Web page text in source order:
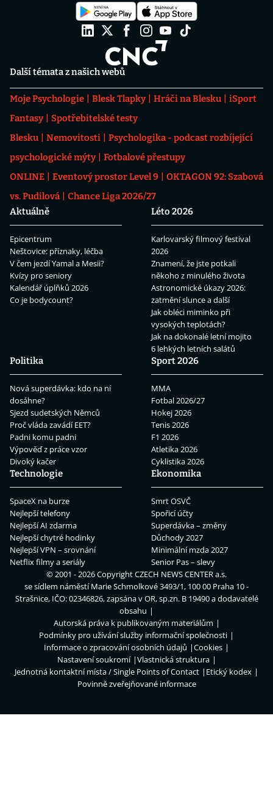
Další témata z našich webů
Moje Psychologie Blesk Tlapky Hráči na Blesku
iSport
Fantasy
Spotřebitelské testy
Blesku
Nemovitosti
Psychologika - podcast rozbíjející
psychologické mýty
Fotbalové přestupy
ONLINE
Eventový prostor Level 9
OKTAGON 92: Szabová
vs. Pudilová
Chance Liga 2026/27
Aktuálně
Epicentrum
Neštovice: příznaky, léčba
V čem jezdí Yamal a Mesii?
Kvízy pro seniory
Kalendář úplňků 2026
Co je bodycount?
Léto 2026
Karlovarský filmový festival
2026
Znamení, že jste potkali
někoho z minulého života
Astronomické úkazy 2026:
zatmění slunce a další
Jak obléci miminko při
vysokých teplotách?
Jak na dokonalé letní mojito
6 lehkých letních salátů
Politika
Nová superdávka: kdo na ní
dosáhne?
Sjezd sudetských Němců
Proč vláda zavádí EET?
Padni komu padni
Výpověď z práce vzor
Divoký kačer
Sport 2026
MMA
Fotbal 2026/27
Hokej 2026
Tenis 2026
F1 2026
Atletika 2026
Cyklistika 2026
Technologie
SpaceX na burze
Nejlepší telefony
Nejlepší AI zdarma
Nejlepší chytré hodinky
Nejlepší VPN – srovnání
Netflix filmy a seriály
Ekonomika
Smrt OSVČ
Spořicí účty
Superdávka – změny
Důchody 2027
Minimální mzda 2027
Senior Pas – slevy
© 2001 - 2026 CopyrightCZECH NEWS CENTER a.s.
se sídlem náměstí Marie Schmolkové 3493/1, 100 00 Praha 10 -
Strašnice, IČO: 02346826, zapsána v OR, sp.zn. B 19490 a dodavatelé
obsahu
Autorská práva k publikovaným materiálům
Podmínky pro užívání služby informační společnosti
Informace o zpracování osobních údajů
Cookies
Nastavení soukromí
Vlastnická struktura
Jednotná kontaktní místa / Single Points of Contact
Etický kodex
Povinně zveřejňované informace